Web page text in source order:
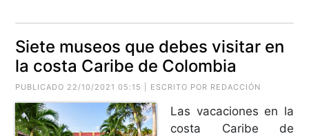
Siete museos que debes visitar en
la costa Caribe de Colombia
PUBLICADO 22/10/2021 05:15 | ESCRITO POR REDACCIÓN
Las vacaciones en la
costa Caribe de